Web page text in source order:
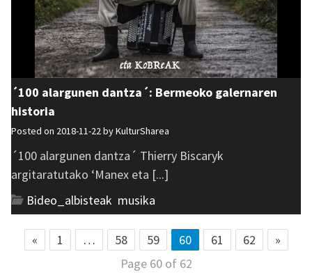
´100 alargunen dantza´: Bermeoko galernaren
historia
Posted on 2018-11-22 byKulturSharea
´100 alargunen dantza´ Thierry Biscaryk
argitaratutako ‘Manex eta [...]
Bideo_albisteak musika
« 1 … 58 59 60 61 62
»
Page 60 of 62